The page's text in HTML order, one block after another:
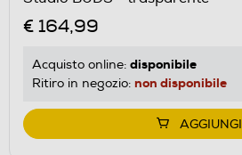
€ 164,99
Acquisto online: disponibile
Ritiro in negozio: non disponibile
AGGIUNGI